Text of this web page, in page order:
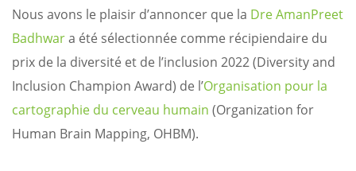
Nous avons le plaisir d’annoncer que la Dre AmanPreet
Badhwara été sélectionnée comme récipiendaire du
prix de la diversité et de l’inclusion 2022 (Diversity and
Inclusion Champion Award) de l’Organisation pour la
cartographie du cerveau humain (Organization for
Human Brain Mapping, OHBM).